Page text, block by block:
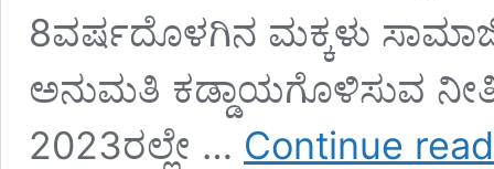
8ವರ್ಷದೊಳಗಿನ ಮಕ್ಕಳು
ಅನುಮತಿ ಕಡ್ಡಾಯಗೊಳಿಸುವ
2023ರಲ್ಲೇ … Continue